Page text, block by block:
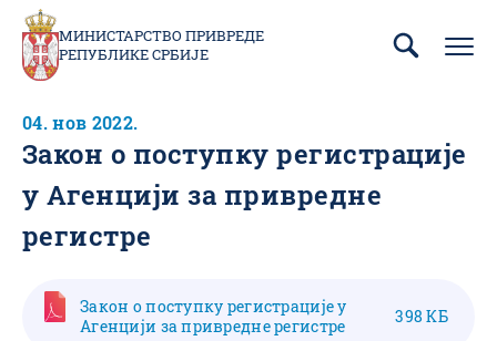
Пребаци
главни
садржаја
МИНИСТАРСТВО ПРИВРЕДЕ
РЕПУБЛИКЕ СРБИЈЕ
04. нов 2022.
Закон о поступку регистрације
у Агенцији за привредне
регистре
Закон о поступку регистрације у
Агенцији за привредне регистре
398 КБ